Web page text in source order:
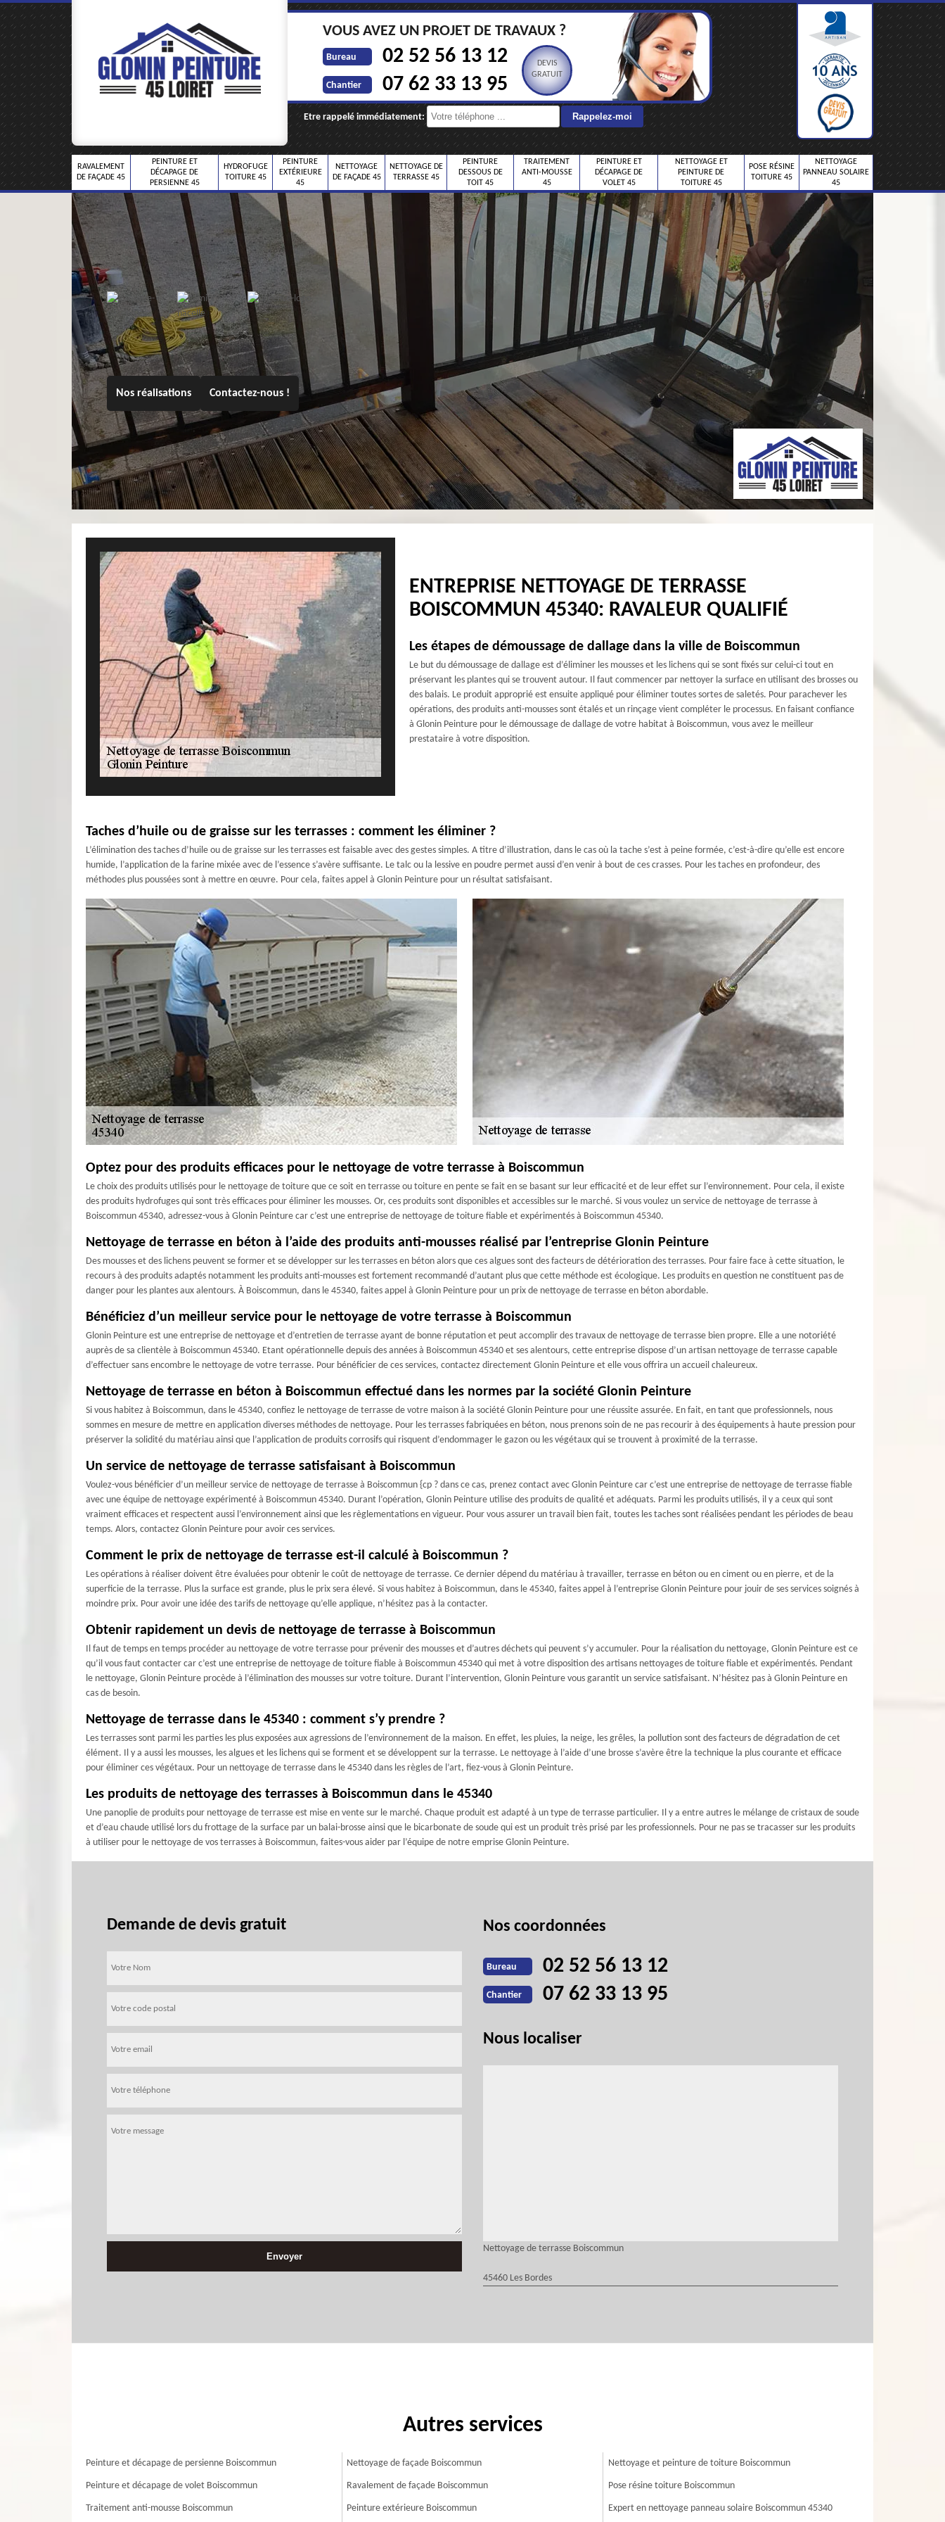
VOUS AVEZ UN PROJET DE TRAVAUX ?
Bureau 02 52 56 13 12
Chantier 07 62 33 13 95
DEVIS
GRATUIT
Etre rappelé immédiatement:
RAVALEMENT
DE FAÇADE 45
PEINTURE ET
DÉCAPAGE DE
PERSIENNE 45
HYDROFUGE
TOITURE 45
PEINTURE
EXTÉRIEURE
45
NETTOYAGE
DE FAÇADE 45
NETTOYAGE DE
TERRASSE 45
PEINTURE
DESSOUS DE
TOIT 45
TRAITEMENT
ANTI-MOUSSE
45
PEINTURE ET
DÉCAPAGE DE
VOLET 45
NETTOYAGE ET
PEINTURE DE
TOITURE 45
POSE RÉSINE
TOITURE 45
NETTOYAGE
PANNEAU SOLAIRE
45
Nos réalisations Contactez-nous !
ENTREPRISE NETTOYAGE DE TERRASSE
BOISCOMMUN 45340: RAVALEUR QUALIFIÉ
Les étapes de démoussage de dallage dans la ville de Boiscommun
Le but du démoussage de dallage est d’éliminer les mousses et les lichens qui se sont fixés sur celui-ci tout en
préservant les plantes qui se trouvent autour. Il faut commencer par nettoyer la surface en utilisant des brosses ou
des balais. Le produit approprié est ensuite appliqué pour éliminer toutes sortes de saletés. Pour parachever les
opérations, des produits anti-mousses sont étalés et un rinçage vient compléter le processus. En faisant confiance
à Glonin Peinture pour le démoussage de dallage de votre habitat à Boiscommun, vous avez le meilleur
prestataire à votre disposition.
Taches d’huile ou de graisse sur les terrasses : comment les éliminer ?
L’élimination des taches d’huile ou de graisse sur les terrasses est faisable avec des gestes simples. A titre d’illustration, dans le cas où la tache s’est à peine formée, c’est-à-dire qu’elle est encore
humide, l’application de la farine mixée avec de l’essence s’avère suffisante. Le talc ou la lessive en poudre permet aussi d’en venir à bout de ces crasses. Pour les taches en profondeur, des
méthodes plus poussées sont à mettre en œuvre. Pour cela, faites appel à Glonin Peinture pour un résultat satisfaisant.
Optez pour des produits efficaces pour le nettoyage de votre terrasse à Boiscommun
Le choix des produits utilisés pour le nettoyage de toiture que ce soit en terrasse ou toiture en pente se fait en se basant sur leur efficacité et de leur effet sur l’environnement. Pour cela, il existe
des produits hydrofuges qui sont très efficaces pour éliminer les mousses. Or, ces produits sont disponibles et accessibles sur le marché. Si vous voulez un service de nettoyage de terrasse à
Boiscommun 45340, adressez-vous à Glonin Peinture car c’est une entreprise de nettoyage de toiture fiable et expérimentés à Boiscommun 45340.
Nettoyage de terrasse en béton à l’aide des produits anti-mousses réalisé par l’entreprise Glonin Peinture
Des mousses et des lichens peuvent se former et se développer sur les terrasses en béton alors que ces algues sont des facteurs de détérioration des terrasses. Pour faire face à cette situation, le
recours à des produits adaptés notamment les produits anti-mousses est fortement recommandé d’autant plus que cette méthode est écologique. Les produits en question ne constituent pas de
danger pour les plantes aux alentours. À Boiscommun, dans le 45340, faites appel à Glonin Peinture pour un prix de nettoyage de terrasse en béton abordable.
Bénéficiez d’un meilleur service pour le nettoyage de votre terrasse à Boiscommun
Glonin Peinture est une entreprise de nettoyage et d’entretien de terrasse ayant de bonne réputation et peut accomplir des travaux de nettoyage de terrasse bien propre. Elle a une notoriété
auprès de sa clientèle à Boiscommun 45340. Etant opérationnelle depuis des années à Boiscommun 45340 et ses alentours, cette entreprise dispose d’un artisan nettoyage de terrasse capable
d’effectuer sans encombre le nettoyage de votre terrasse. Pour bénéficier de ces services, contactez directement Glonin Peinture et elle vous offrira un accueil chaleureux.
Nettoyage de terrasse en béton à Boiscommun effectué dans les normes par la société Glonin Peinture
Si vous habitez à Boiscommun, dans le 45340, confiez le nettoyage de terrasse de votre maison à la société Glonin Peinture pour une réussite assurée. En fait, en tant que professionnels, nous
sommes en mesure de mettre en application diverses méthodes de nettoyage. Pour les terrasses fabriquées en béton, nous prenons soin de ne pas recourir à des équipements à haute pression pour
préserver la solidité du matériau ainsi que l’application de produits corrosifs qui risquent d’endommager le gazon ou les végétaux qui se trouvent à proximité de la terrasse.
Un service de nettoyage de terrasse satisfaisant à Boiscommun
Voulez-vous bénéficier d’un meilleur service de nettoyage de terrasse à Boiscommun {cp ? dans ce cas, prenez contact avec Glonin Peinture car c’est une entreprise de nettoyage de terrasse fiable
avec une équipe de nettoyage expérimenté à Boiscommun 45340. Durant l’opération, Glonin Peinture utilise des produits de qualité et adéquats. Parmi les produits utilisés, il y a ceux qui sont
vraiment efficaces et respectent aussi l’environnement ainsi que les règlementations en vigueur. Pour vous assurer un travail bien fait, toutes les taches sont réalisées pendant les périodes de beau
temps. Alors, contactez Glonin Peinture pour avoir ces services.
Comment le prix de nettoyage de terrasse est-il calculé à Boiscommun ?
Les opérations à réaliser doivent être évaluées pour obtenir le coût de nettoyage de terrasse. Ce dernier dépend du matériau à travailler, terrasse en béton ou en ciment ou en pierre, et de la
superficie de la terrasse. Plus la surface est grande, plus le prix sera élevé. Si vous habitez à Boiscommun, dans le 45340, faites appel à l’entreprise Glonin Peinture pour jouir de ses services soignés à
moindre prix. Pour avoir une idée des tarifs de nettoyage qu’elle applique, n’hésitez pas à la contacter.
Obtenir rapidement un devis de nettoyage de terrasse à Boiscommun
Il faut de temps en temps procéder au nettoyage de votre terrasse pour prévenir des mousses et d’autres déchets qui peuvent s’y accumuler. Pour la réalisation du nettoyage, Glonin Peinture est ce
qu’il vous faut contacter car c’est une entreprise de nettoyage de toiture fiable à Boiscommun 45340 qui met à votre disposition des artisans nettoyages de toiture fiable et expérimentés. Pendant
le nettoyage, Glonin Peinture procède à l’élimination des mousses sur votre toiture. Durant l’intervention, Glonin Peinture vous garantit un service satisfaisant. N’hésitez pas à Glonin Peinture en
cas de besoin.
Nettoyage de terrasse dans le 45340 : comment s’y prendre ?
Les terrasses sont parmi les parties les plus exposées aux agressions de l’environnement de la maison. En effet, les pluies, la neige, les grêles, la pollution sont des facteurs de dégradation de cet
élément. Il y a aussi les mousses, les algues et les lichens qui se forment et se développent sur la terrasse. Le nettoyage à l’aide d’une brosse s’avère être la technique la plus courante et efficace
pour éliminer ces végétaux. Pour un nettoyage de terrasse dans le 45340 dans les règles de l’art, fiez-vous à Glonin Peinture.
Les produits de nettoyage des terrasses à Boiscommun dans le 45340
Une panoplie de produits pour nettoyage de terrasse est mise en vente sur le marché. Chaque produit est adapté à un type de terrasse particulier. Il y a entre autres le mélange de cristaux de soude
et d’eau chaude utilisé lors du frottage de la surface par un balai-brosse ainsi que le bicarbonate de soude qui est un produit très prisé par les professionnels. Pour ne pas se tracasser sur les produits
à utiliser pour le nettoyage de vos terrasses à Boiscommun, faites-vous aider par l’équipe de notre emprise Glonin Peinture.
Demande de devis gratuit Nos coordonnées
Bureau 02 52 56 13 12
Chantier 07 62 33 13 95
Nous localiser
Nettoyage de terrasse Boiscommun
45460 Les Bordes
Autres services
Peinture et décapage de persienne Boiscommun
Peinture et décapage de volet Boiscommun
Traitement anti-mousse Boiscommun
Nettoyage de façade Boiscommun
Ravalement de façade Boiscommun
Peinture extérieure Boiscommun
Nettoyage et peinture de toiture Boiscommun
Pose résine toiture Boiscommun
Expert en nettoyage panneau solaire Boiscommun 45340